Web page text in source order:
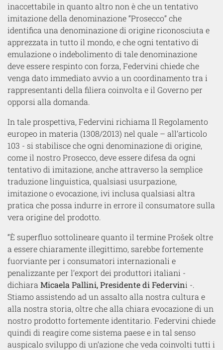
inaccettabile in quanto altro non è che un tentativo
imitazione della denominazione “Prosecco” che
identifica una denominazione di origine riconosciuta e
apprezzata in tutto il mondo, e che ogni tentativo di
emulazione o indebolimento di tale denominazione
deve essere respinto con forza, Federvini chiede che
venga dato immediato avvio a un coordinamento tra i
rappresentanti della filiera coinvolta eil Governo per
opporsi alla domanda.
In tale prospettiva, Federvini richiama Il Regolamento
europeo in materia (1308/2013) nel quale – all’articolo
103 - si stabilisce che ogni denominazione di origine,
come il nostro Prosecco, deve essere difesa da ogni
tentativo di imitazione, anche attraverso la semplice
traduzione linguistica, qualsiasi usurpazione,
imitazione o evocazione, ivi inclusa qualsiasi altra
pratica che possa indurre in errore il consumatore sulla
vera origine del prodotto.
“È superfluo sottolineare quanto il termine Prošek oltre
a essere chiaramente illegittimo, sarebbe fortemente
fuorviante per i consumatori internazionali e
penalizzante per l’export dei produttori italiani -
dichiara Micaela Pallini, Presidente di Federvini -.
Stiamo assistendo ad un assalto alla nostra cultura e
alla nostra storia, oltre che alla chiara evocazione di un
nostro prodotto fortemente identitario. Federvini chiede
quindi di reagire come sistema paese e in tal senso
auspicalo sviluppo di un’azione che veda coinvolti tutti i